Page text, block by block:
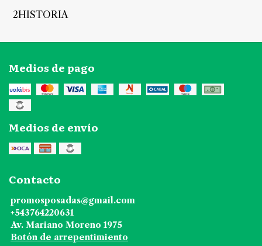
2HISTORIA
Medios de pago
Medios de envío
Contacto
promosposadas@gmail.com
+543764220631
Av. Mariano Moreno 1975
Botón de arrepentimiento